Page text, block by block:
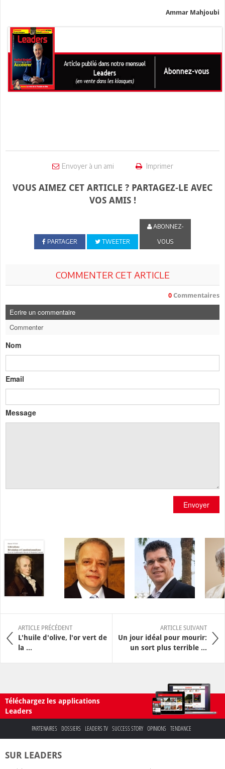
Ammar Mahjoubi
Envoyer à un ami Imprimer
VOUS AIMEZ CET ARTICLE ? PARTAGEZ-LE AVEC
VOS AMIS !
PARTAGER TWEETER
ABONNEZ-
VOUS
COMMENTER CET ARTICLE
0 Commentaires
Ecrire un commentaire
Commenter
Nom
Email
Message
Envoyer
ARTICLE PRÉCÉDENT
L'huile d'olive, l'or vert de
la ...
ARTICLE SUIVANT
Un jour idéal pour mourir:
un sort plus terrible ...
Téléchargez les applications
Leaders
PARTENAIRES DOSSIERS LEADERS TV SUCCESS STORY OPINIONS TENDANCE
SUR LEADERS